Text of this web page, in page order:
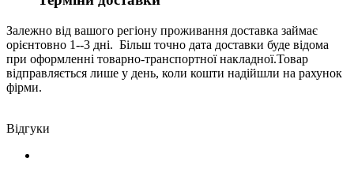
Залежно від вашого регіону проживання доставка займає
орієнтовно 1--3 дні. Більш точно дата доставки буде відома
при оформленні товарно-транспортної накладної.Товар
відправляється лише у день, коли кошти надійшли на рахунок
фірми.
Відгуки